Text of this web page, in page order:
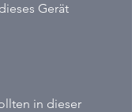
Gerät
in dieser